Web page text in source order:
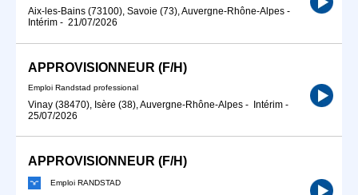
Aix-les-Bains (73100), Savoie (73), Auvergne-Rhône-Alpes -
Intérim - 21/07/2026
APPROVISIONNEUR (F/H)
Emploi Randstad professional
Vinay (38470), Isère (38), Auvergne-Rhône-Alpes - Intérim -
25/07/2026
APPROVISIONNEUR (F/H)
Emploi RANDSTAD